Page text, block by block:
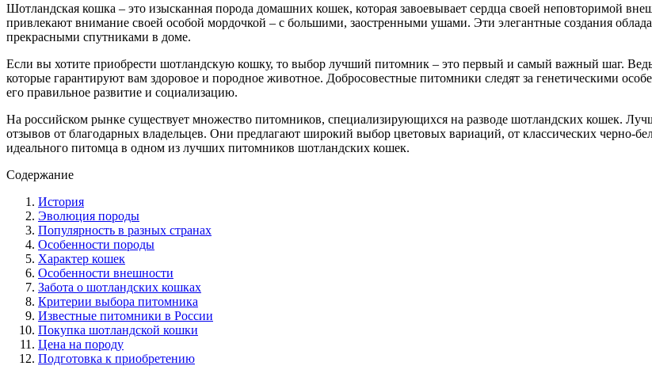
Шотландская кошка – это изысканная порода домашних кошек, которая завоевывает сердца своей неповторимой
привлекают внимание своей особой мордочкой – с большими, заостренными ушами. Эти элегантные создания
прекрасными спутниками в доме.
Если вы хотите приобрести шотландскую кошку, то выбор лучший питомник – это первый и самый важный шаг.
которые гарантируют вам здоровое и породное животное. Добросовестные питомники следят за генетическими
его правильное развитие и социализацию.
На российском рынке существует множество питомников, специализирующихся на разводе шотландских кошек.
отзывов от благодарных владельцев. Они предлагают широкий выбор цветовых вариаций, от классических черно-
идеального питомца в одном из лучших питомников шотландских кошек.
Содержание
История
Эволюция породы
Популярность в разных странах
Особенности породы
Характер кошек
Особенности внешности
Забота о шотландских кошках
Критерии выбора питомника
Известные питомники в России
Покупка шотландской кошки
Цена на породу
Подготовка к приобретению